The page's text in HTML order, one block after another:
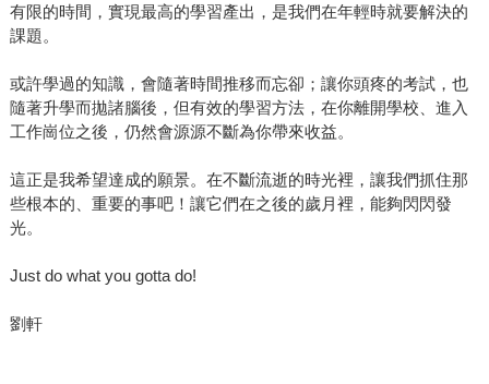
有限的時間，實現最高的學習產出，是我們在年輕時就要解決的
課題。
或許學過的知識，會隨著時間推移而忘卻；讓你頭疼的考試，也
隨著升學而拋諸腦後，但有效的學習方法，在你離開學校、進入
工作崗位之後，仍然會源源不斷為你帶來收益。
這正是我希望達成的願景。在不斷流逝的時光裡，讓我們抓住那
些根本的、重要的事吧！讓它們在之後的歲月裡，能夠閃閃發
光。
Just do what you gotta do!
劉軒